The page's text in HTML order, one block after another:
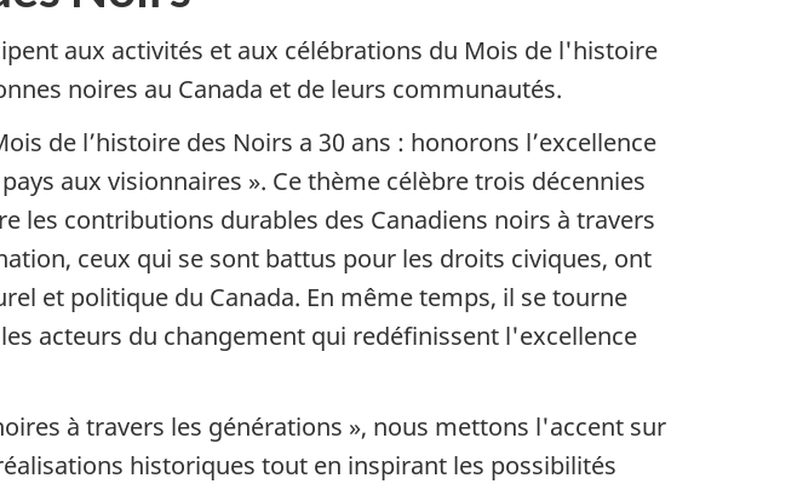
aux activités et aux célébrations du Mois de l'histoire
noires au Canada et de leurs communautés.
de l’histoire des Noirs a 30 ans : honorons l’excellence
aux visionnaires ». Ce thème célèbre trois décennies
les contributions durables des Canadiens noirs à travers
ceux qui se sont battus pour les droits civiques, ont
et politique du Canada. En même temps, il se tourne
acteurs du changement qui redéfinissent l'excellence
à travers les générations », nous mettons l'accent sur
historiques tout en inspirant les possibilités